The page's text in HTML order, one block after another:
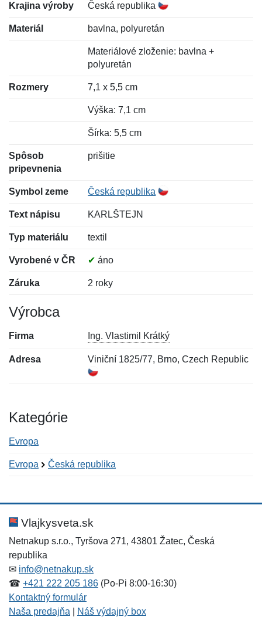
Krajina výroby Česká republika
Materiál bavlna, polyuretán
Materiálové zloženie: bavlna +
polyuretán
Rozmery 7,1 x 5,5 cm
Výška: 7,1 cm
Šírka: 5,5 cm
Spôsob
pripevnenia
prišitie
Symbol zeme Česká republika
Text nápisu KARLŠTEJN
Typ materiálu textil
Vyrobené v ČR ✔ áno
Záruka 2 roky
Výrobca
Firma Ing. Vlastimil Krátký
Adresa Viniční 1825/77, Brno, Czech Republic
Kategórie
Evropa
Evropa Česká republika
Hodnotenie:
Meno:*
Meno:
E-mail:*
Vlajkysveta.sk
Netnakup s.r.o., Tyršova 271, 43801 Žatec, Česká
republika
✉ info@netnakup.sk
☎ +421 222 205 186 (Po-Pi 8:00-16:30)
Kontaktný formulár
Naša predajňa
Náš výdajný box